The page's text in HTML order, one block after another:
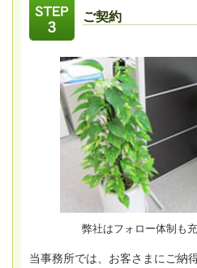
ご契約
弊社はフォロー体制も
当事務所では、お客さまにご納